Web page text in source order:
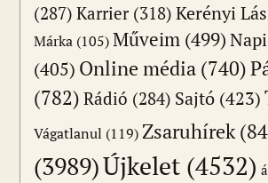
(287) Karrier(318) Kerényi
Márka (105) Műveim (499)
(405) Online média (740)
(782) Rádió (284) Sajtó (423)
Vágatlanul (119) Zsaruhírek
(3989)Újkelet (4532)